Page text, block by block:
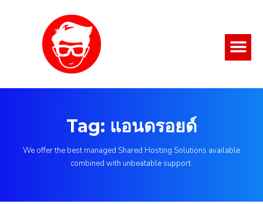
Tag: แอนดรอยด์
We offer the best managed Shared Hosting Solutions available
combined with unbeatable support.